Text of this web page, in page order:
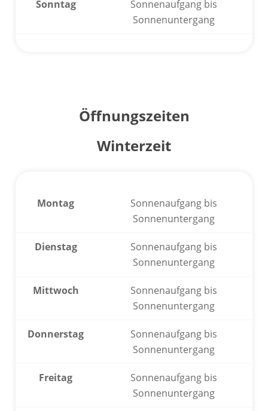
Sonntag
Sonnenaufgang bis
Sonnenuntergang
Öffnungszeiten
Winterzeit
Montag
Sonnenaufgang bis
Sonnenuntergang
Dienstag
Sonnenaufgang bis
Sonnenuntergang
Mittwoch
Sonnenaufgang bis
Sonnenuntergang
Donnerstag
Sonnenaufgang bis
Sonnenuntergang
Freitag
Sonnenaufgang bis
Sonnenuntergang